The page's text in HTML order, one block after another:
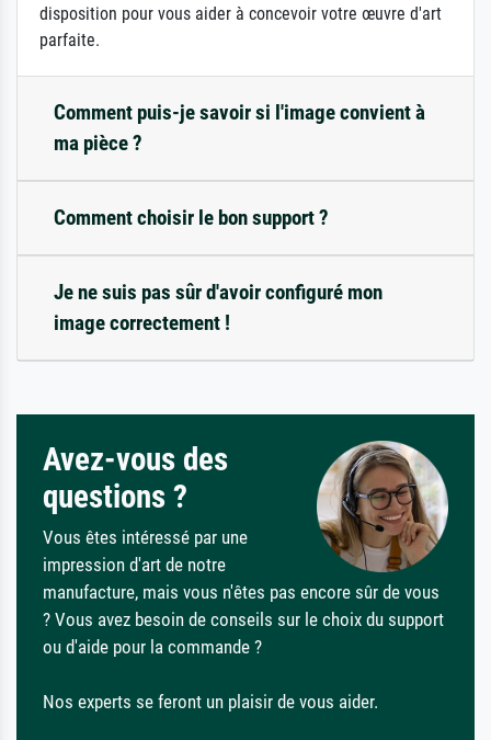
disposition pour vous aider à concevoir votre œuvre d'art
parfaite.
Comment puis-je savoir si l'image convient à
ma pièce ?
Comment choisir le bon support ?
Je ne suis pas sûr d'avoir configuré mon
image correctement !
Avez-vous des
questions ?
Vous êtes intéressé par une
impression d'art de notre
manufacture, mais vous n'êtes pas encore sûr de vous
? Vous avez besoin de conseils sur le choix du support
ou d'aide pour la commande ?
Nos experts se feront un plaisir de vous aider.